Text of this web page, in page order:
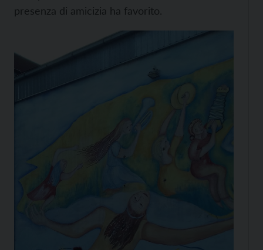
presenza di amicizia ha favorito.